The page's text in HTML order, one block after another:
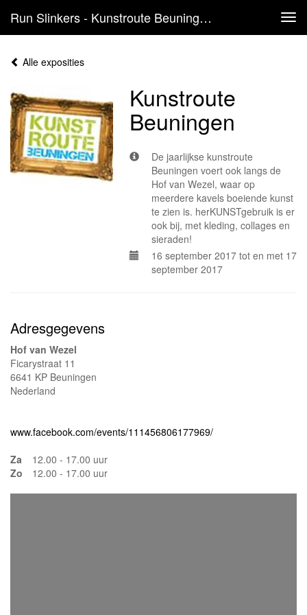
Run Slinkers - Kunstroute Beuningen
Alle exposities
Kunstroute
Beuningen
De jaarlijkse kunstroute
Beuningen voert ook langs de
Hof van Wezel, waar op
meerdere kavels boeiende kunst
te zien is. herKUNSTgebruik is er
ook bij, met kleding, collages en
sieraden!
16 september 2017 tot en met 17
september 2017
Adresgegevens
Hof van Wezel
Ficarystraat 11
6641 KP Beuningen
Nederland
www.facebook.com/events/111456806177969/
Za
12.00 - 17.00 uur
Zo
12.00 - 17.00 uur